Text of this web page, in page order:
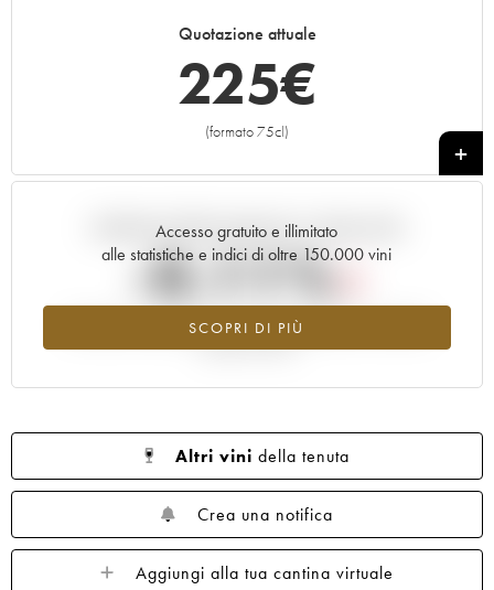
Quotazione attuale
225€
(formato 75cl)
+
Accesso gratuito e illimitato
alle statistiche e indici di oltre 150.000 vini
SCOPRI DI PIÙ
Andamento della quotazione in tempo reale
-0.11%
Tendenza al ribasso per il valore dell'annata 2001 nel 2026
Altri vini della tenuta
Crea una notifica
Aggiungi alla tua cantina virtuale